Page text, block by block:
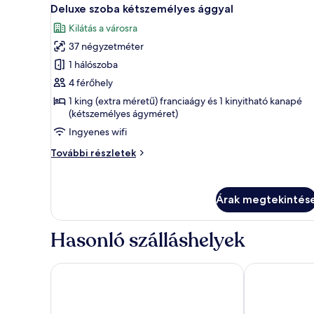
következő
szoba
összes
képének
megtekintése:
Deluxe
szoba
kétszemélyes
ággyal
22
Deluxe szoba kétszemélyes ággyal
Kilátás a városra
37 négyzetméter
1 hálószoba
4 férőhely
1 king (extra méretű) franciaágy és 1 kinyitható kanapé
(kétszemélyes ágyméret)
Ingyenes wifi
További részletek
Deluxe
részletei
Árak
Hasonló szálláshelyek
City Hotel Glarnerland Ibis Styles St